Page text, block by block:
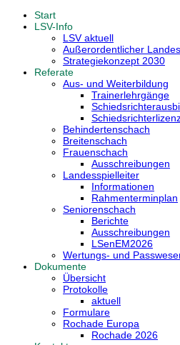
Start
LSV-Info
LSV aktuell
Außerordentlicher
Strategiekonzept 2030
Referate
Aus- und Weiterbildung
Trainerlehrgänge
Behindertenschach
Breitenschach
Frauenschach
Ausschreibungen
Landesspielleiter
Informationen
Rahmenterminplan
Seniorenschach
Berichte
Ausschreibungen
LSenEM2026
Wertungs- und
Dokumente
Übersicht
Protokolle
aktuell
Formulare
Rochade Europa
Rochade 2026